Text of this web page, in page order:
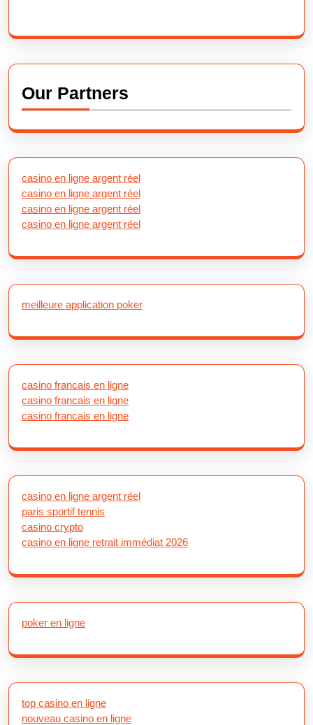
Our Partners
casino en ligne argent réel
casino en ligne argent réel
casino en ligne argent réel
casino en ligne argent réel
meilleure application poker
casino francais en ligne
casino francais en ligne
casino francais en ligne
casino en ligne argent réel
paris sportif tennis
casino crypto
casino en ligne retrait immédiat 2026
poker en ligne
top casino en ligne
nouveau casino en ligne